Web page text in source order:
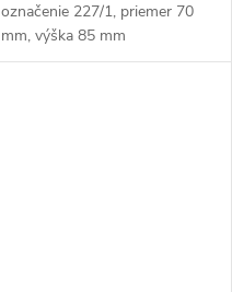
označenie 227/1, priemer 70
mm, výška 85 mm